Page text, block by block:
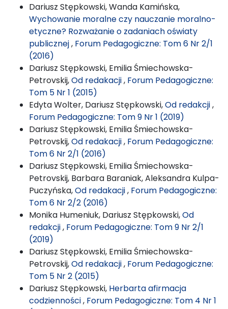
Dariusz Stępkowski, Wanda Kamińska,
Wychowanie moralne czy nauczanie moralno-
etyczne? Rozważanie o zadaniach oświaty
publicznej, Forum Pedagogiczne: Tom 6 Nr 2/1
(2016)
Dariusz Stępkowski, Emilia Śmiechowska-
Petrovskij,Od redakacji, Forum Pedagogiczne:
Tom 5 Nr 1 (2015)
Edyta Wolter, Dariusz Stępkowski,Od redakcji,
Forum Pedagogiczne: Tom 9 Nr 1 (2019)
Dariusz Stępkowski, Emilia Śmiechowska-
Petrovskij,Od redakacji, Forum Pedagogiczne:
Tom 6 Nr 2/1 (2016)
Dariusz Stępkowski, Emilia Śmiechowska-
Petrovskij, Barbara Baraniak, Aleksandra Kulpa-
Puczyńska,Od redakacji, Forum Pedagogiczne:
Tom 6 Nr 2/2 (2016)
Monika Humeniuk, Dariusz Stępkowski,Od
redakcji, Forum Pedagogiczne: Tom 9 Nr 2/1
(2019)
Dariusz Stępkowski, Emilia Śmiechowska-
Petrovskij,Od redakacji, Forum Pedagogiczne:
Tom 5 Nr 2 (2015)
Dariusz Stępkowski, Herbarta afirmacja
codzienności, Forum Pedagogiczne: Tom 4 Nr 1